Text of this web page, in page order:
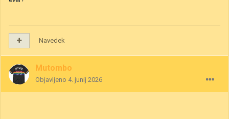
Navedek
Mutombo
Objavljeno 4. junij 2026